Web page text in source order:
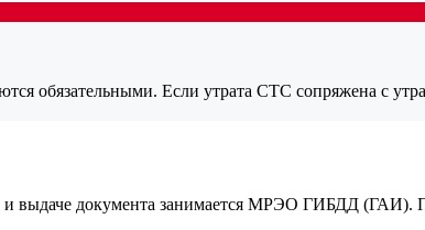
обязательными. Если утрата СТС сопряжена с
выдаче документа занимается МРЭО ГИБДД (ГАИ).